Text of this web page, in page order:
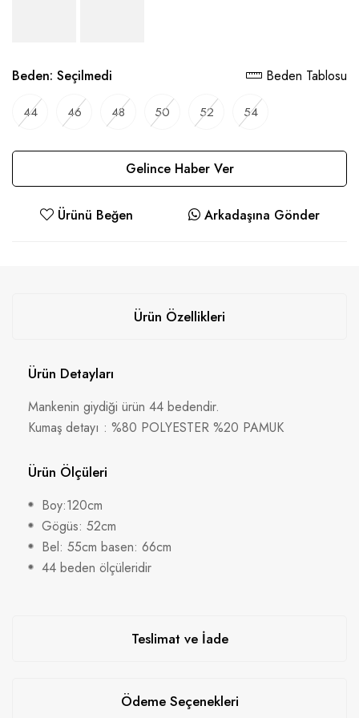
Beden: Seçilmedi Beden Tablosu
44 46 48 50 52 54
Gelince Haber Ver
Ürünü Beğen Arkadaşına Gönder
Ürün Özellikleri
Ürün Detayları
Mankenin giydiği ürün 44 bedendir.
Kumaş detayı : %80 POLYESTER %20 PAMUK
Ürün Ölçüleri
Boy:120cm
Gögüs: 52cm
Bel: 55cm basen: 66cm
44 beden ölçüleridir
Teslimat ve İade
Ödeme Seçenekleri